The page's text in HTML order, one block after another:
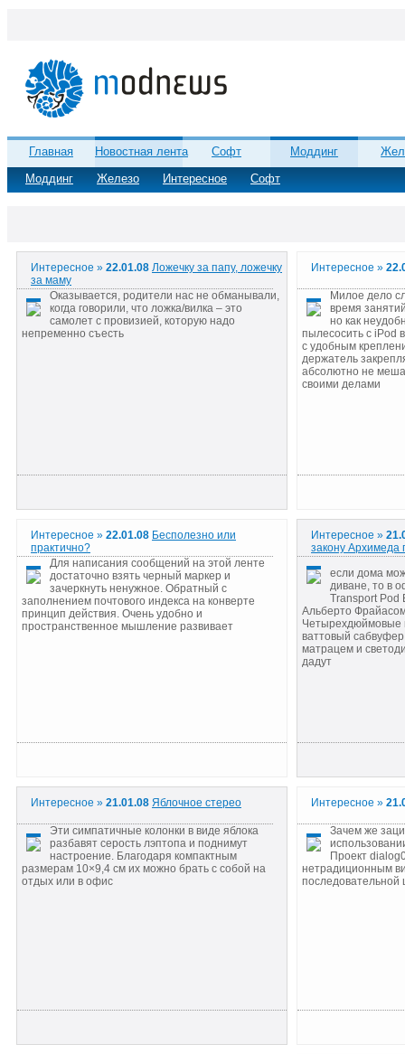
Главная
Новостная лента
Моддинг
Железо Интересное Софт
Софт Моддинг
Интересное » 22.01.08 Ложечку за папу, ложечку
за маму
Оказывается, родители нас не обманывали,
когда говорили, что ложка/вилка – это
самолет с провизией, которую надо
непременно съесть
Интересное »
Милое дело
время
но как
пылесосить с iPod
с удобным
держатель
абсолютно не
своими делами
Интересное » 22.01.08 Бесполезно или
практично?
Для написания сообщений на этой ленте
достаточно взять черный маркер и
зачеркнуть ненужное. Обратный с
заполнением почтового индекса на конверте
принцип действия. Очень удобно и
пространственное мышление развивает
Интересное »
закону Архимеда
если дома
диване, то в
Transport Pod
Альберто
Четырехдюймовые
ваттовый
матрацем и
дадут
Интересное » 21.01.08 Яблочное стерео
Эти симпатичные колонки в виде яблока
разбавят серость лэптопа и поднимут
настроение. Благодаря компактным
размерам 10×9,4 см их можно брать с собой на
отдых или в офис
Интересное »
Зачем же
Проект
нетрадиционным